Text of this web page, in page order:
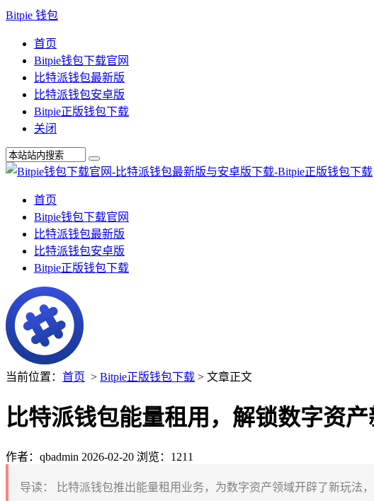
Bitpie 钱包
首页
Bitpie钱包下载官网
比特派钱包最新版
比特派钱包安卓版
Bitpie正版钱包下载
关闭
首页
Bitpie钱包下载官网
比特派钱包最新版
比特派钱包安卓版
Bitpie正版钱包下载
当前位置： 首页 > Bitpie正版钱包下载 > 文章正文
比特派钱包能量租用，解锁数字资
作者：qbadmin 2026-02-20 浏览：1211
导读：
比特派钱包推出能量租用业务，为数字资产领域开辟了新玩法